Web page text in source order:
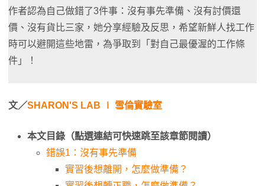
作者認為自己做錯了3件事：沒有事先準備、沒有討價還
價、沒有貨比三家，她分享經驗及反思，希望新鮮人找工作
時可以避開這些地雷，為爭取到「對自己最優渥的工作條
件」！
文／SHARON'S LAB ∣ 雪倫實驗室
本文目錄（點選連結可快速跳至該章節閱讀）
錯誤1：沒有事先準備
實習後想離開，怎麼做準備？